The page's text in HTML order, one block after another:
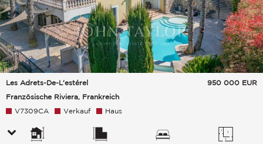
Les Adrets-De-L'estérel
Französische Riviera, Frankreich
950 000 EUR
V7309CA Verkauf Haus